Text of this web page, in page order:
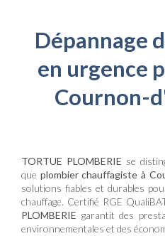
Dépannage
en urgence
Cournon-
TORTUE PLOMBERIE se
que plombier chauffagiste à
solutions fiables et durables
chauffage. Certifié RGE
PLOMBERIE garantit des
environnementales et des